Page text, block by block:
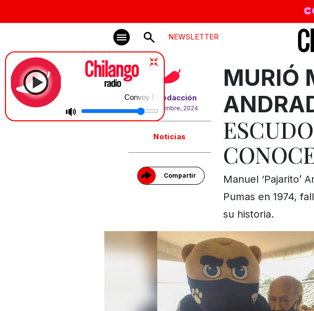
NEWSLETTER
Convoy FM con Olallo Rubio
Por Redacción
20 diciembre, 2024
Noticias
Compartir
MURIÓ
Manuel ‘Pajarito’
Pumas en 1974,
su historia.